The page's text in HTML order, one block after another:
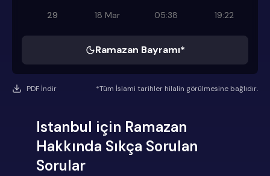
29
18 Mar 05:38 19:22
Ramazan Bayramı*
PDF İndir *Tüm İslami tarihler hilalin görülmesine bağlıdır.
Istanbul için Ramazan
Hakkında Sıkça Sorulan
Sorular